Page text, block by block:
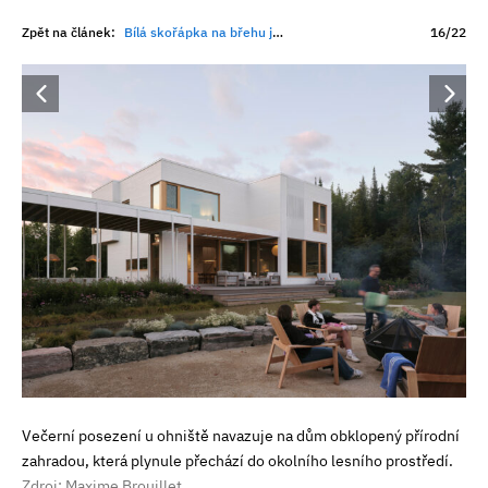
Zpět na článek: Bílá skořápka na břehu jezera: Hřejivý interiér, výhledy do přírody a odpočinková síť v mezipatře 16/22
Večerní posezení u ohniště navazuje na dům obklopený přírodní
zahradou, která plynule přechází do okolního lesního prostředí.